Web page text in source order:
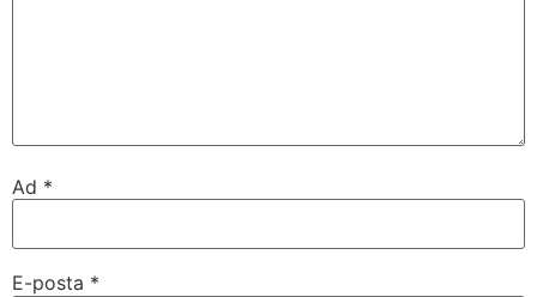
Ad *
E-posta *